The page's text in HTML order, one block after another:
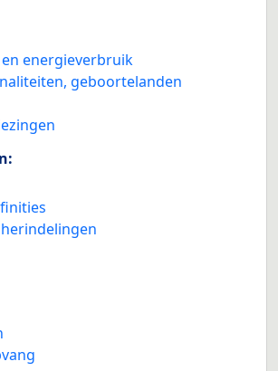
energieverbruik
geboortelanden